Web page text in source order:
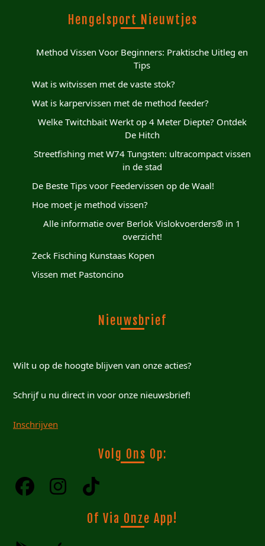
Hengelsport Nieuwtjes
Method Vissen Voor Beginners: Praktische Uitleg en
Tips
Wat is witvissen met de vaste stok?
Wat is karpervissen met de method feeder?
Welke Twitchbait Werkt op 4 Meter Diepte? Ontdek
De Hitch
Streetfishing met W74 Tungsten: ultracompact vissen
in de stad
De Beste Tips voor Feedervissen op de Waal!
Hoe moet je method vissen?
Alle informatie over Berlok Vislokvoerders® in 1
overzicht!
Zeck Fisching Kunstaas Kopen
Vissen met Pastoncino
Nieuwsbrief
Wilt u op de hoogte blijven van onze acties?
Schrijf u nu direct in voor onze nieuwsbrief!
Inschrijven
Volg Ons Op:
Of Via Onze App!